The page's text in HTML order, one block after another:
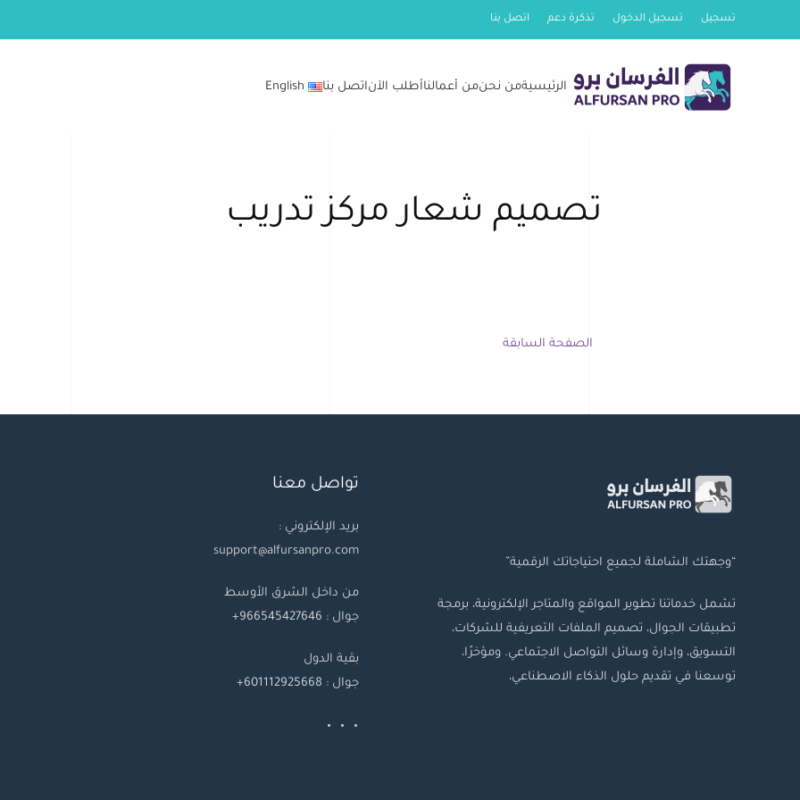
content
تسجيل تسجيل الدخول تذكرة دعم اتصل بنا
الرئيسيةمن نحنمن أعمالناأطلب الآناتصل بنا English
تصميم شعار مركز تدريب
الصفحة السابقة
“وجهتك الشاملة لجميع احتياجاتك الرقمية”
تشمل خدماتنا تطوير المواقع والمتاجر الإلكترونية، برمجة
تطبيقات الجوال، تصميم الملفات التعريفية للشركات،
التسويق، وإدارة وسائل التواصل الاجتماعي. ومؤخرًا،
توسعنا في تقديم حلول الذكاء الاصطناعي،
تواصل معنا
بريد الإلكتروني :
support@alfursanpro.com
من داخل الشرق الأوسط
جوال : 966545427646+
بقية الدول
جوال : 601112925668+